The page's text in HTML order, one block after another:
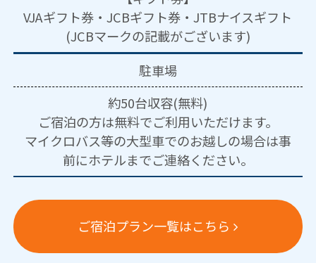
VJAギフト券・JCBギフト券・JTBナイスギフト
(JCBマークの記載がございます)
駐車場
約50台収容(無料)
ご宿泊の方は無料でご利用いただけます。
マイクロバス等の大型車でのお越しの場合は事
前にホテルまでご連絡ください。
ご宿泊プラン一覧はこちら